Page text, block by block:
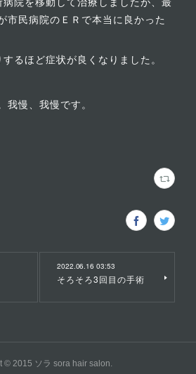
市民病院のＥＲで本当に良かった
るほど症状が良くなりました。
我慢、我慢です。
2022.06.16 03:53
そろそろ3回目の手術
© 2015 ソラ sora hair salon.